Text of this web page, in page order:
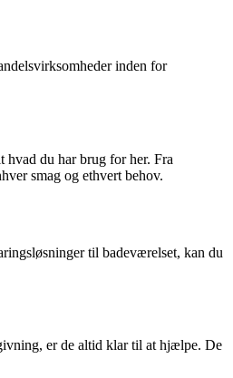
inden for
hvad du har brug for her. Fra
smag og ethvert behov.
til badeværelset, kan du
er de altid klar til at hjælpe. De